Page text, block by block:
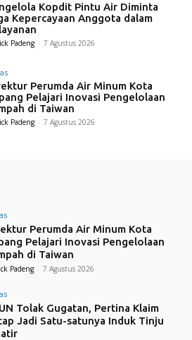
Kopdit Pintu Air Diminta
Kepercayaan Anggota dalam
Padeng - 7 Agustus 2026
Perumda Air Minum Kota
Pelajari Inovasi Pengelolaan
di Taiwan
Padeng - 7 Agustus 2026
Perumda Air Minum Kota
Pelajari Inovasi Pengelolaan
di Taiwan
Padeng - 7 Agustus 2026
Tolak Gugatan, Pertina Klaim
Jadi Satu-satunya Induk Tinju